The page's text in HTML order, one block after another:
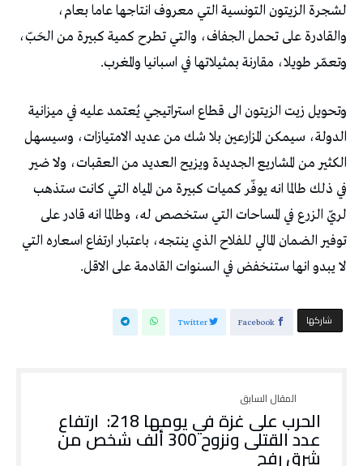
لشجرة الزيتون التونسية التي معروف انتاجها عاما بعام،
والقادرة على تحمل الجفاف، والتي تطرح كمية كبيرة من الحَبّ،
وتعمّر طويلا، مقارنة بمثيلاتها في اسبانيا والمغرب.
وتحويل زيت الزيتون الى قطاع استراتيجي يُعتمد عليه في ميزانية
الدولة، سيمكن المزارعين بلا شك من عديد الامتيازات، وسيسهل
الكثير من المشاريع الجديدة ويزيح العديد من العقبات، ولا ضير
في ذلك طالما انه يوفّر كميات كبيرة من المياه التي كانت ستذهب
لريّ الزرع في المساحات التي ستخصص له، وطالما انه قادر على
توفير الضمان المالي للفلاح الذي ينتجه، باعتبار ارتفاع اسعاره التي
لا يبدو انها ستنخفض في السنوات القادمة على الاقل.
‫‫ شاركها‬ Facebook
Twitter
الحرب على غزة في يومها 218: ارتفاع
عدد القتلى ونزوح 300 ألف شخص من
شرق رفح